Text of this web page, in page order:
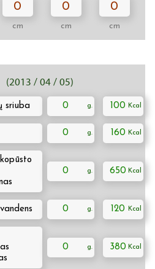
0
cm
0
cm
0
cm
(2013 / 04 / 05)
sriuba 0 100
0 160
0 650
0 120
0 380